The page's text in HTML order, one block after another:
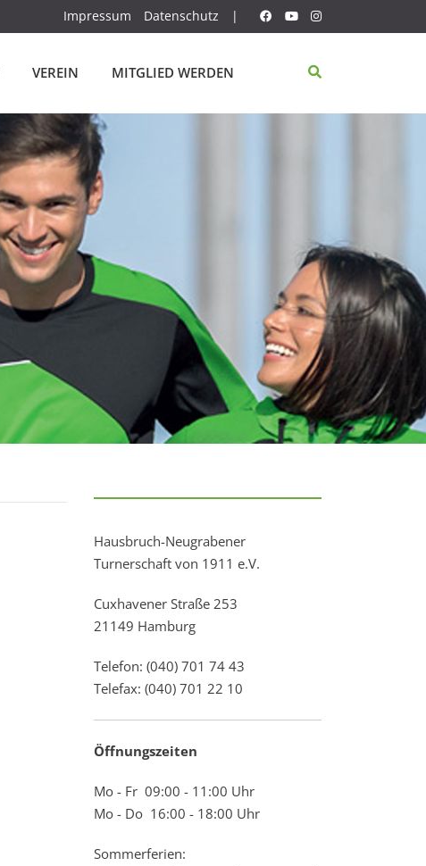
Impressum Datenschutz |
VEREIN MITGLIED WERDEN
Hausbruch-Neugrabener
Turnerschaft von 1911 e.V.
Cuxhavener Straße 253
21149 Hamburg
Telefon: (040) 701 74 43
Telefax: (040) 701 22 10
Öffnungszeiten
Mo - Fr 09:00 - 11:00 Uhr
Mo - Do 16:00 - 18:00 Uhr
Sommerferien: